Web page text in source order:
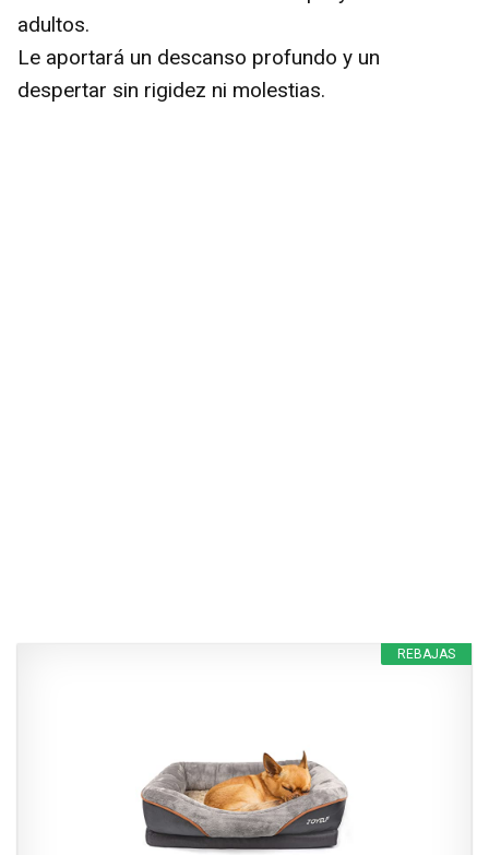
adultos.
Le aportará un descanso profundo y un
despertar sin rigidez ni molestias.
REBAJAS